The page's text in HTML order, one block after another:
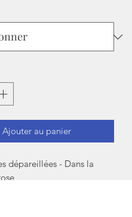
Ajouter au panier
dépareillées - Dans la